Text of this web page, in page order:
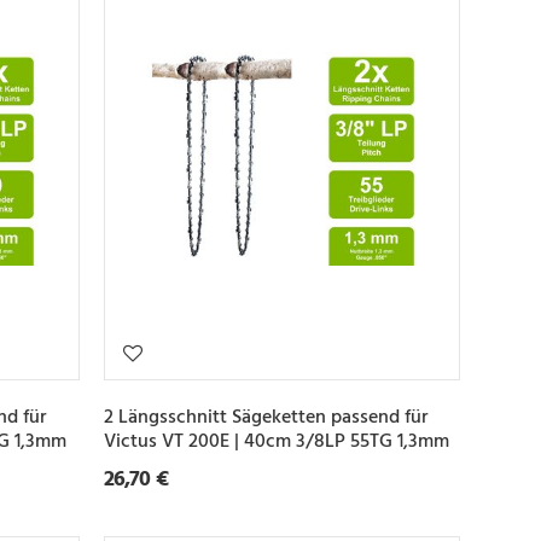
für
1,3mm
2 Längsschnitt Sägeketten passend für
Victus VT 200E | 40cm 3/8LP 55TG 1,3mm
26,70 €